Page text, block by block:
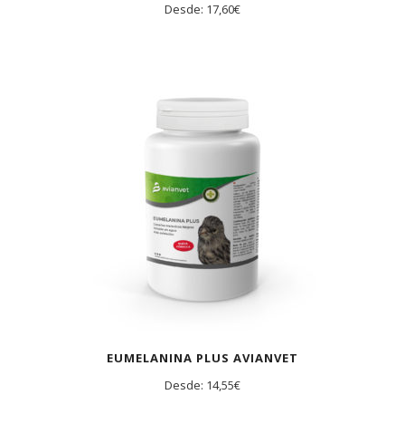
Desde: 17,60€
EUMELANINA PLUS AVIANVET
Desde: 14,55€